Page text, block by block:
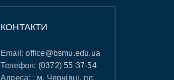
КОНТАКТИ
Email:office@bsmu.edu.ua
Телефон: (0372) 55-37-54
Адреса: : м. Чернівці, пл.